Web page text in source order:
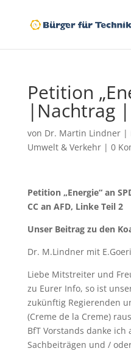
Petition
|Nachtrag |
von Dr. Martin Lindner|
Umwelt & Verkehr| 0
Petition „Energie“ an
CC an AFD, Linke Teil 2
Unser Beitrag zu den
Dr. M.Lindner mit
Liebe Mitstreiter und
zu Eurer Info, so ist
zukünftig Regierenden
(Creme de la Creme)
BfT Vorstands danke
Sachbeiträgen und /